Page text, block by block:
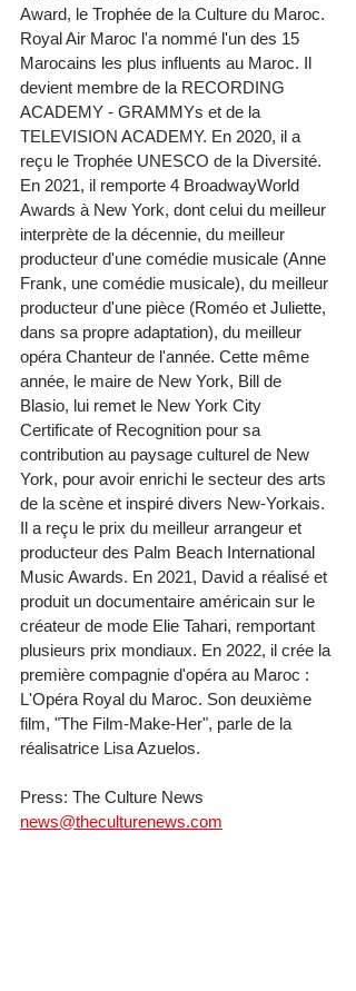
Award, le Trophée de la Culture du Maroc.
Royal Air Maroc l'a nommé l'un des 15
Marocains les plus influents au Maroc. Il
devient membre de la RECORDING
ACADEMY - GRAMMYs et de la
TELEVISION ACADEMY. En 2020, il a
reçu le Trophée UNESCO de la Diversité.
En 2021, il remporte 4 BroadwayWorld
Awards à New York, dont celui du meilleur
interprète de la décennie, du meilleur
producteur d'une comédie musicale (Anne
Frank, une comédie musicale), du meilleur
producteur d'une pièce (Roméo et Juliette,
dans sa propre adaptation), du meilleur
opéra Chanteur de l'année. Cette même
année, le maire de New York, Bill de
Blasio, lui remet le New York City
Certificate of Recognition pour sa
contribution au paysage culturel de New
York, pour avoir enrichi le secteur des arts
de la scène et inspiré divers New-Yorkais.
Il a reçu le prix du meilleur arrangeur et
producteur des Palm Beach International
Music Awards. En 2021, David a réalisé et
produit un documentaire américain sur le
créateur de mode Elie Tahari, remportant
plusieurs prix mondiaux. En 2022, il crée la
première compagnie d'opéra au Maroc :
L'Opéra Royal du Maroc. Son deuxième
film, "The Film-Make-Her", parle de la
réalisatrice Lisa Azuelos.
Press: The Culture News
news@theculturenews.com